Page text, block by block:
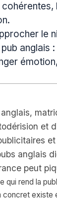
le
anglais
et
anglais
peut
qui rend la
concret existe